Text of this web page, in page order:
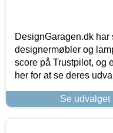
DesignGaragen.dk
designermøbler og
score på Trustpilot, og
her for at se deres
Se udvalget